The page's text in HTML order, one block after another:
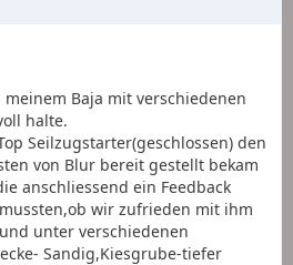
Baja mit verschiedenen
halte.
Seilzugstarter(geschlossen) den
von Blur bereit gestellt bekam
anschliessend ein Feedback
wir zufrieden mit ihm
unter verschiedenen
Sandig,Kiesgrube-tiefer